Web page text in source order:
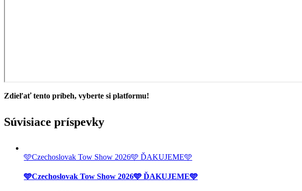
Zdieľať tento príbeh, vyberte si platformu!
Súvisiace príspevky
🩵Czechoslovak Tow Show 2026🩵 ĎAKUJEME🩵
🩵Czechoslovak Tow Show 2026🩵 ĎAKUJEME🩵